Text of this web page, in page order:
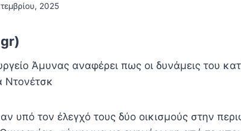
2025
Άμυνας αναφέρει πως οι δυνάμεις του
Ντονέτσκ
υπό τον έλεγχό τους δύο οικισμούς στην